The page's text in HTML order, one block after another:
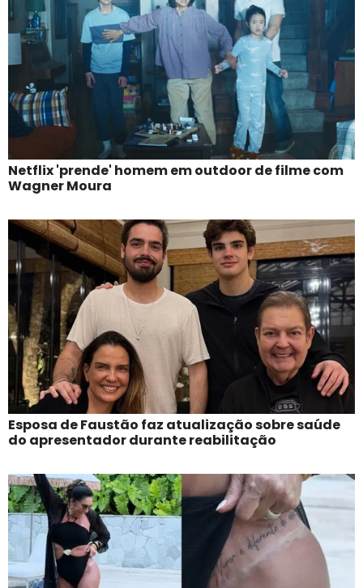
Netflix 'prende' homem em outdoor de filme com
Wagner Moura
Esposa de Faustão faz atualização sobre saúde
do apresentador durante reabilitação